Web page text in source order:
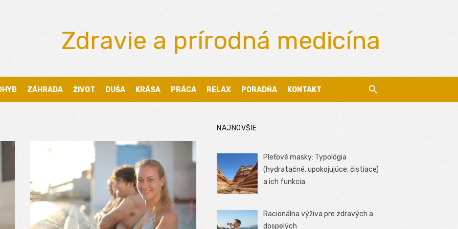
Zdravie a prírodná medicína
ZÁHRADA ŽIVOT DUŠA KRÁSA PRÁCA RELAX PORADŇA KONTAKT
NAJNOVŠIE
Pleťové masky: Typológia
(hydratačné, upokojujúce, čistiace)
a ich funkcia
Racionálna výživa pre zdravých a
dospelých